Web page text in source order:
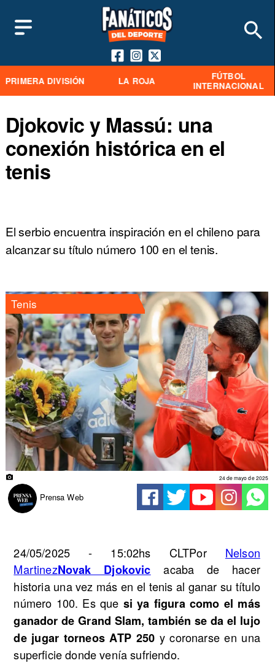
PRIMERA DIVISIÓN LA ROJA
FÚTBOL
INTERNACIONAL
Djokovic y Massú: una
conexión histórica en el
tenis
El serbio encuentra inspiración en el chileno para
alcanzar su título número 100 en el tenis.
Tenis
Prensa Web
24 de mayo de 2025
24/05/2025 - 15:02hs CLTPor Nelson
MartinezNovak Djokovic acaba de hacer
historia una vez más en el tenis al ganar su título
número 100. Es que si ya figura como el más
ganador de Grand Slam, también se da el lujo
de jugar torneos ATP 250 y coronarse en una
superficie donde venía sufriendo.